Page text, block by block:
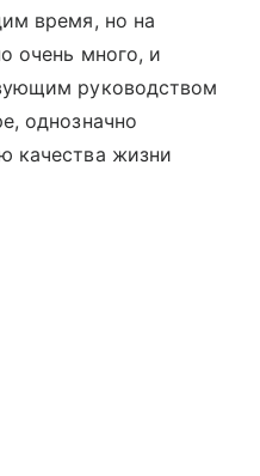
время, но на
очень много, и
руководством
однозначно
качества жизни